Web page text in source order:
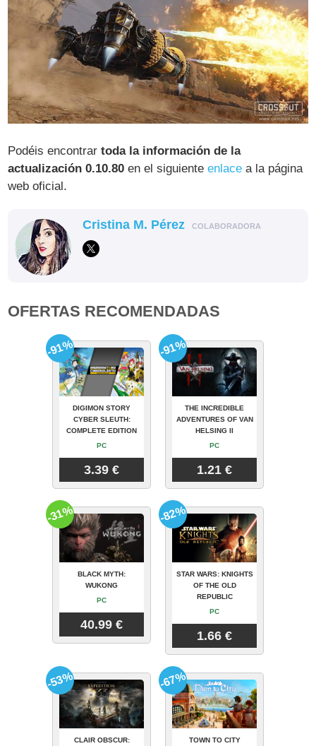
Podéis encontrartoda la información de la
actualización 0.10.80 en el siguienteenlace a la página
web oficial.
Cristina M. Pérez COLABORADORA
OFERTAS RECOMENDADAS
DIGIMON STORY
CYBER SLEUTH:
COMPLETE EDITION
PC
3.39 €
-91%
THE INCREDIBLE
ADVENTURES OF VAN
HELSING II
PC
1.21 €
-91%
BLACK MYTH:
WUKONG
PC
40.99 €
-31%
STAR WARS: KNIGHTS
OF THE OLD
REPUBLIC
PC
1.66 €
-82%
CLAIR OBSCUR:
-53%
TOWN TO CITY
-67%